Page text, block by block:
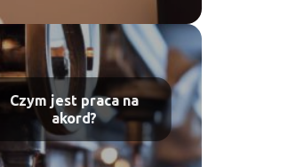
Czym jest praca na
akord?